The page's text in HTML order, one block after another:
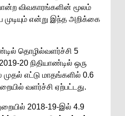
விவகாரங்களின் மூலம்
என்று இந்த அறிக்கை
தொழில்வளர்ச்சி 5
20 நிதியாண்டில் ஒரு
எட்டு மாதங்களில் 0.6
வளர்ச்சி ஏற்பட்டது.
2018-19-இல் 4.9